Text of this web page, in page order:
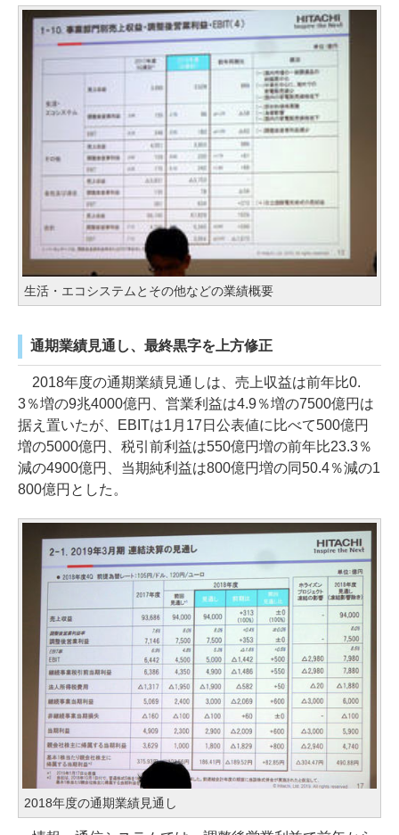
生活・エコシステムとその他などの業績概要
通期業績見通し、最終黒字を上方修正
2018年度の通期業績見通しは、売上収益は前年比0.
3％増の9兆4000億円、営業利益は4.9％増の7500億円は
据え置いたが、EBITは1月17日公表値に比べて500億円
増の5000億円、税引前利益は550億円増の前年比23.3％
減の4900億円、当期純利益は800億円増の同50.4％減の1
800億円とした。
2018年度の通期業績見通し